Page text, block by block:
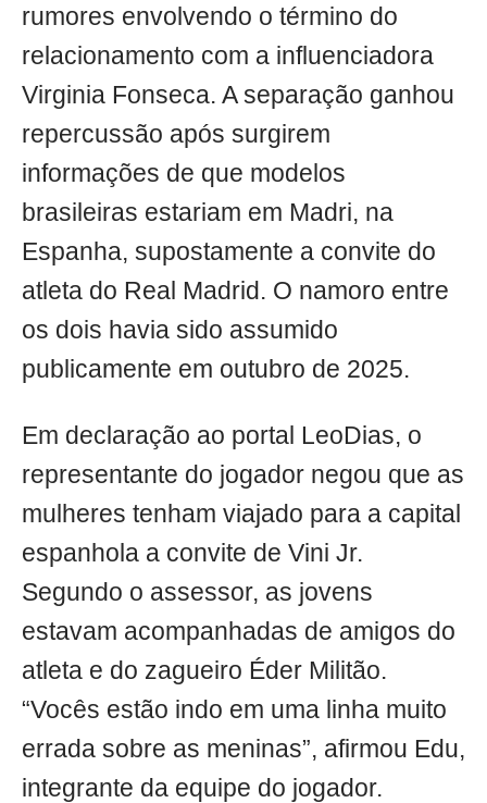
rumores envolvendo o término do
relacionamento com a influenciadora
Virginia Fonseca. A separação ganhou
repercussão após surgirem
informações de que modelos
brasileiras estariam em Madri, na
Espanha, supostamente a convite do
atleta do Real Madrid. O namoro entre
os dois havia sido assumido
publicamente em outubro de 2025.
Em declaração ao portal LeoDias, o
representante do jogador negou que as
mulheres tenham viajado para a capital
espanhola a convite de Vini Jr.
Segundo o assessor, as jovens
estavam acompanhadas de amigos do
atleta e do zagueiro Éder Militão.
“Vocês estão indo em uma linha muito
errada sobre as meninas”, afirmou Edu,
integrante da equipe do jogador.